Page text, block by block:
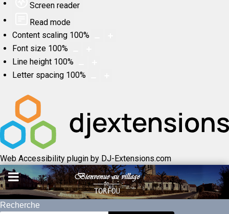
Screen reader
Read mode
Content scaling 100%
Font size 100%
Line height 100%
Letter spacing 100%
Web Accessibility plugin by DJ-Extensions.com
Recherche